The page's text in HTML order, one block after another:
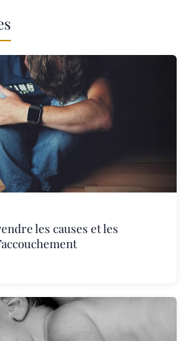
les causes et les